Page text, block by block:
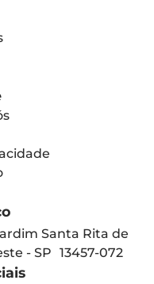
Santa Rita de
- SP 13457-072